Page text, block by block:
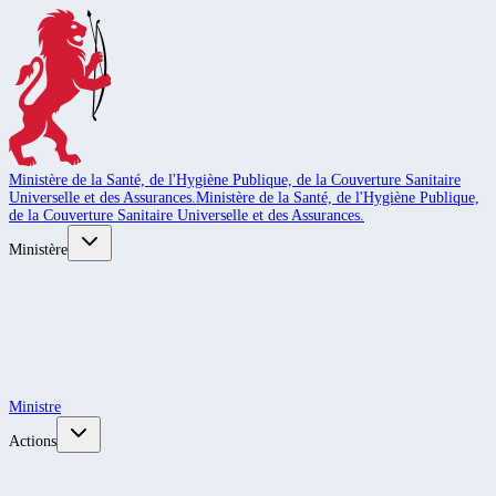
Ministère de la Santé, de l'Hygiène Publique, de la Couverture Sanitaire
Universelle et des Assurances.Ministère de la Santé, de l'Hygiène Publique,
de la Couverture Sanitaire Universelle et des Assurances.
Ministère
Ministre
Actions